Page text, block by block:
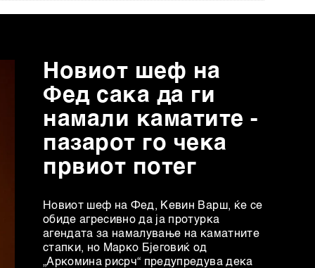
Новиот шеф на
Фед сака да ги
намали каматите -
пазарот го чека
првиот потег
Новиот шеф на Фeд, Кевин Варш, ќе се
обиде агресивно да ја протурка
агендата за намалување на каматните
стапки, но Марко Бјеговиќ од
„Аркомина рисрч“ предупредува дека